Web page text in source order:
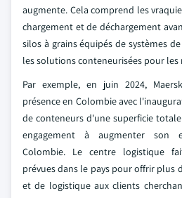
augmente. Cela comprend les
chargement et de déchargement
silos à grains équipés de systèmes
les solutions conteneurisées pour les
Par exemple, en juin 2024,
présence en Colombie avec
de conteneurs d'une superficie
engagement à augmenter son
Colombie. Le centre logistique
prévues dans le pays pour offrir plus
et de logistique aux clients